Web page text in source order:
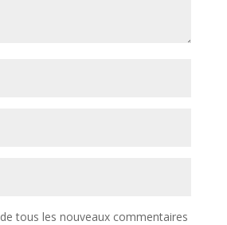
tous les nouveaux commentaires